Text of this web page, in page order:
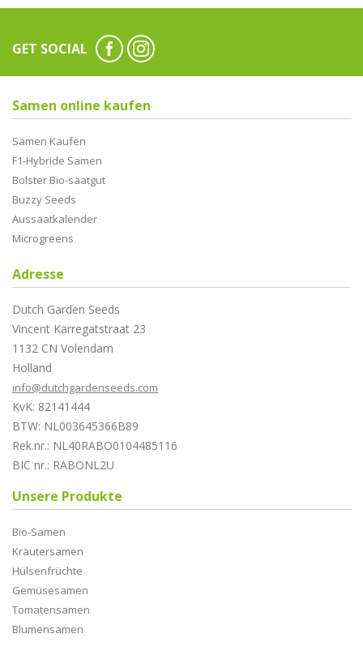
GET SOCIAL
Samen online kaufen
Samen Kaufen
F1-Hybride Samen
Bolster Bio-saatgut
Buzzy Seeds
Aussaatkalender
Microgreens
Adresse
Dutch Garden Seeds
Vincent Karregatstraat 23
1132 CN Volendam
Holland
info@dutchgardenseeds.com
KvK: 82141444
BTW: NL003645366B89
Rek.nr.: NL40RABO0104485116
BIC nr.: RABONL2U
Unsere Produkte
Bio-Samen
Kräutersamen
Hülsenfrüchte
Gemüsesamen
Tomatensamen
Blumensamen